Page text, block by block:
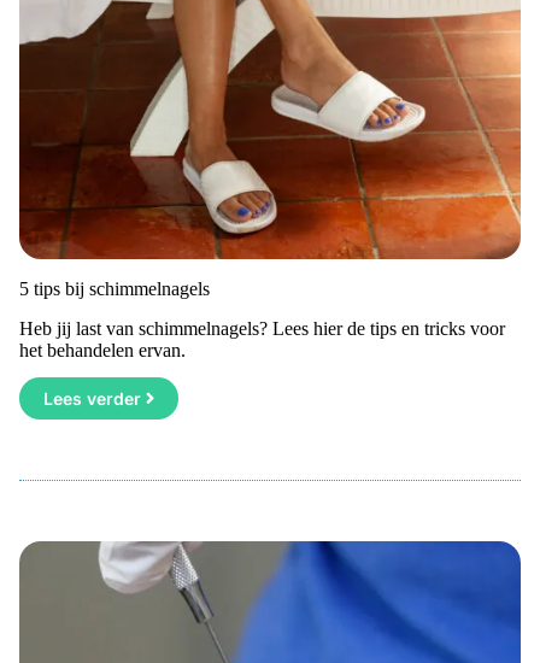
5 tips bij schimmelnagels
Heb jij last van schimmelnagels? Lees hier de tips en tricks voor
het behandelen ervan.
Lees verder